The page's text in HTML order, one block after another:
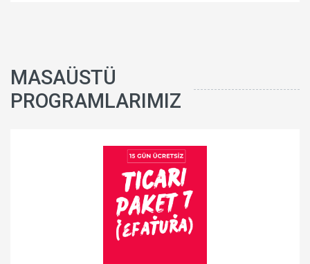
MASAÜSTÜ
PROGRAMLARIMIZ